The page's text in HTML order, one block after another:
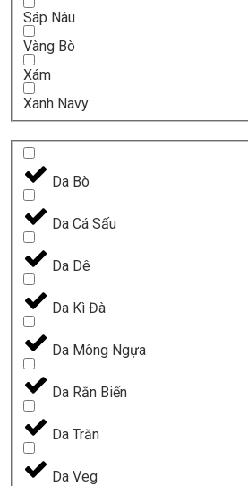
Sáp Nâu
Vàng Bò
Xám
Xanh Navy
Da Bò
Da Cá Sấu
Da Dê
Da Kì Đà
Da Mông Ngựa
Da Rắn Biến
Da Trăn
Da Veg